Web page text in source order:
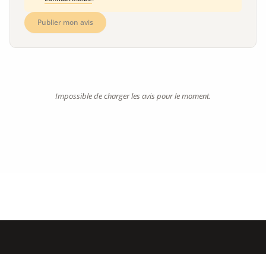
Publier mon avis
Impossible de charger les avis pour le moment.